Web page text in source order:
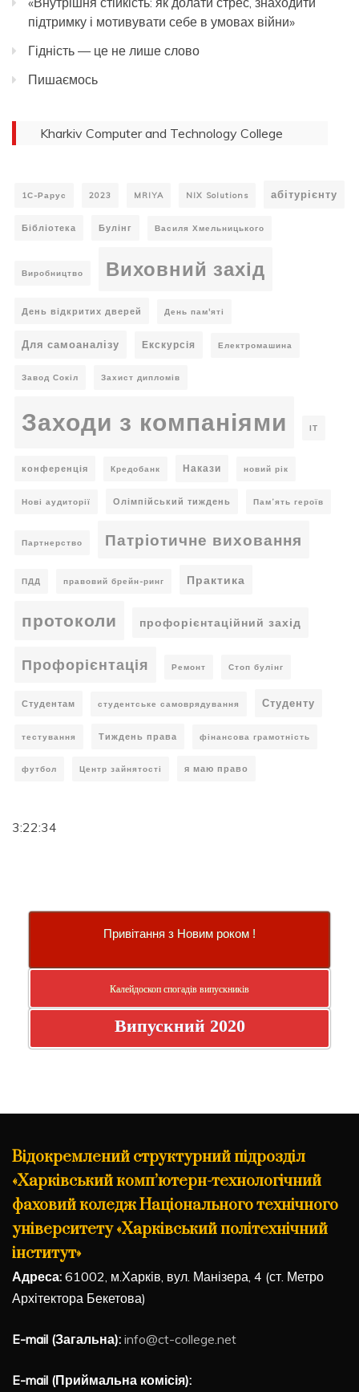
підтримку і мотивувати себе в умовах війни»
Гідність — це не лише слово
Пишаємось
Kharkiv Computer and Technology College
1С-Рарус 2023 MRIYA NIX Solutions абітурієнту
Бібліотека Булінг Василя Хмельницького
Виробництво Виховний захід
День відкритих дверей День пам'яті
Для самоаналізу Екскурсія Електромашина
Завод Сокіл Захист дипломів
Заходи з компаніями ІТ
конференція Кредобанк Накази новий рік
Нові аудиторії Олімпійський тиждень Пам’ять героїв
Партнерство Патріотичне виховання
ПДД правовий брейн-ринг Практика
протоколи профорієнтаційний захід
Профорієнтація Ремонт Стоп булінг
Студентам студентське самоврядування Студенту
тестування Тиждень права фінансова грамотність
футбол Центр зайнятості я маю право
3:22:35
Привітання з Новим роком !
Калейдоскоп спогадів випускників
Випускний 2020
Відокремлений структурний підрозділ
«Харківський комп’ютерн-технологічний
фаховий коледж Національного технічного
університету «Харківський політехнічний
інститут»
Адреса: 61002, м.Харків, вул. Манізера, 4 (ст. Метро
Архітектора Бекетова)
E-mail (Загальна): info@ct-college.net
E-mail (Приймальна комісія):